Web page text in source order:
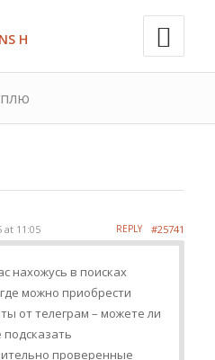
at 11:05 #25741
REPLY
нахожусь в поисках
можно приобрести
от телеграм – можете ли
проверенные